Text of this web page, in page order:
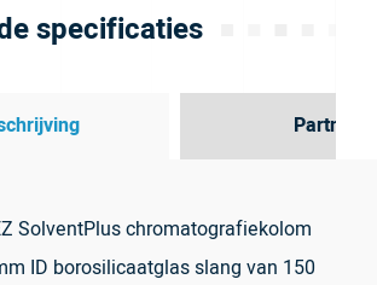
specificaties
Partner
SolventPlus chromatografiekolom
ID borosilicaatglas slang van 150